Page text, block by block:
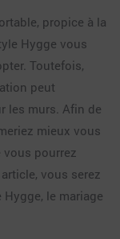
propice à la
Hygge vous
Toutefois,
peut
les murs. Afin de
mieux vous
vous pourrez
vous serez
le mariage